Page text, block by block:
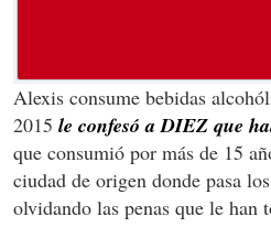
Alexis consume bebidas
2015 le confesó a DIEZ que
que consumió por más de 15
ciudad de origen donde pasa
olvidando las penas que le han